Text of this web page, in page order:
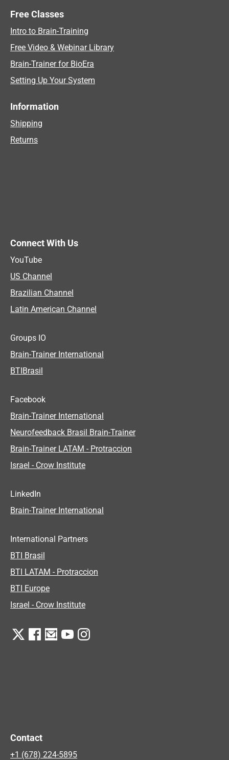
Free Classes
Intro to Brain-Training
Free Video & Webinar Library
Brain-Trainer for BioEra
Setting Up Your System
Information
Shipping
Returns
Connect With Us
YouTube
US Channel
Brazilian Channel
Latin American Channel
Groups IO
Brain-Trainer International
BTIBrasil
Facebook
Brain-Trainer International
Neurofeedback Brasil Brain-Trainer
Brain-Trainer LATAM - Protraccion
Israel - Crow Institute
LinkedIn
Brain-Trainer International
International Partners
BTI Brasil
BTI LATAM - Protraccion
BTI Europe
Israel - Crow Institute
Contact
+1 (678) 224-5895